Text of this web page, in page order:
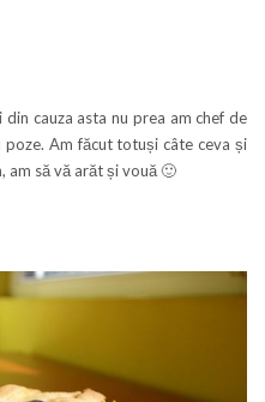
cauza asta nu prea am chef de
poze. Am făcut totuși câte ceva și
am să vă arăt și vouă 🙂